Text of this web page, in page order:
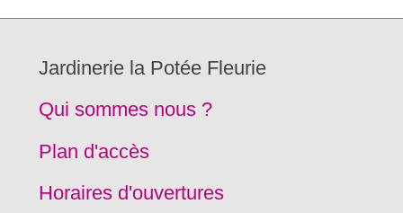
Jardinerie la Potée Fleurie
Qui sommes nous ?
Plan d'accès
Horaires d'ouvertures